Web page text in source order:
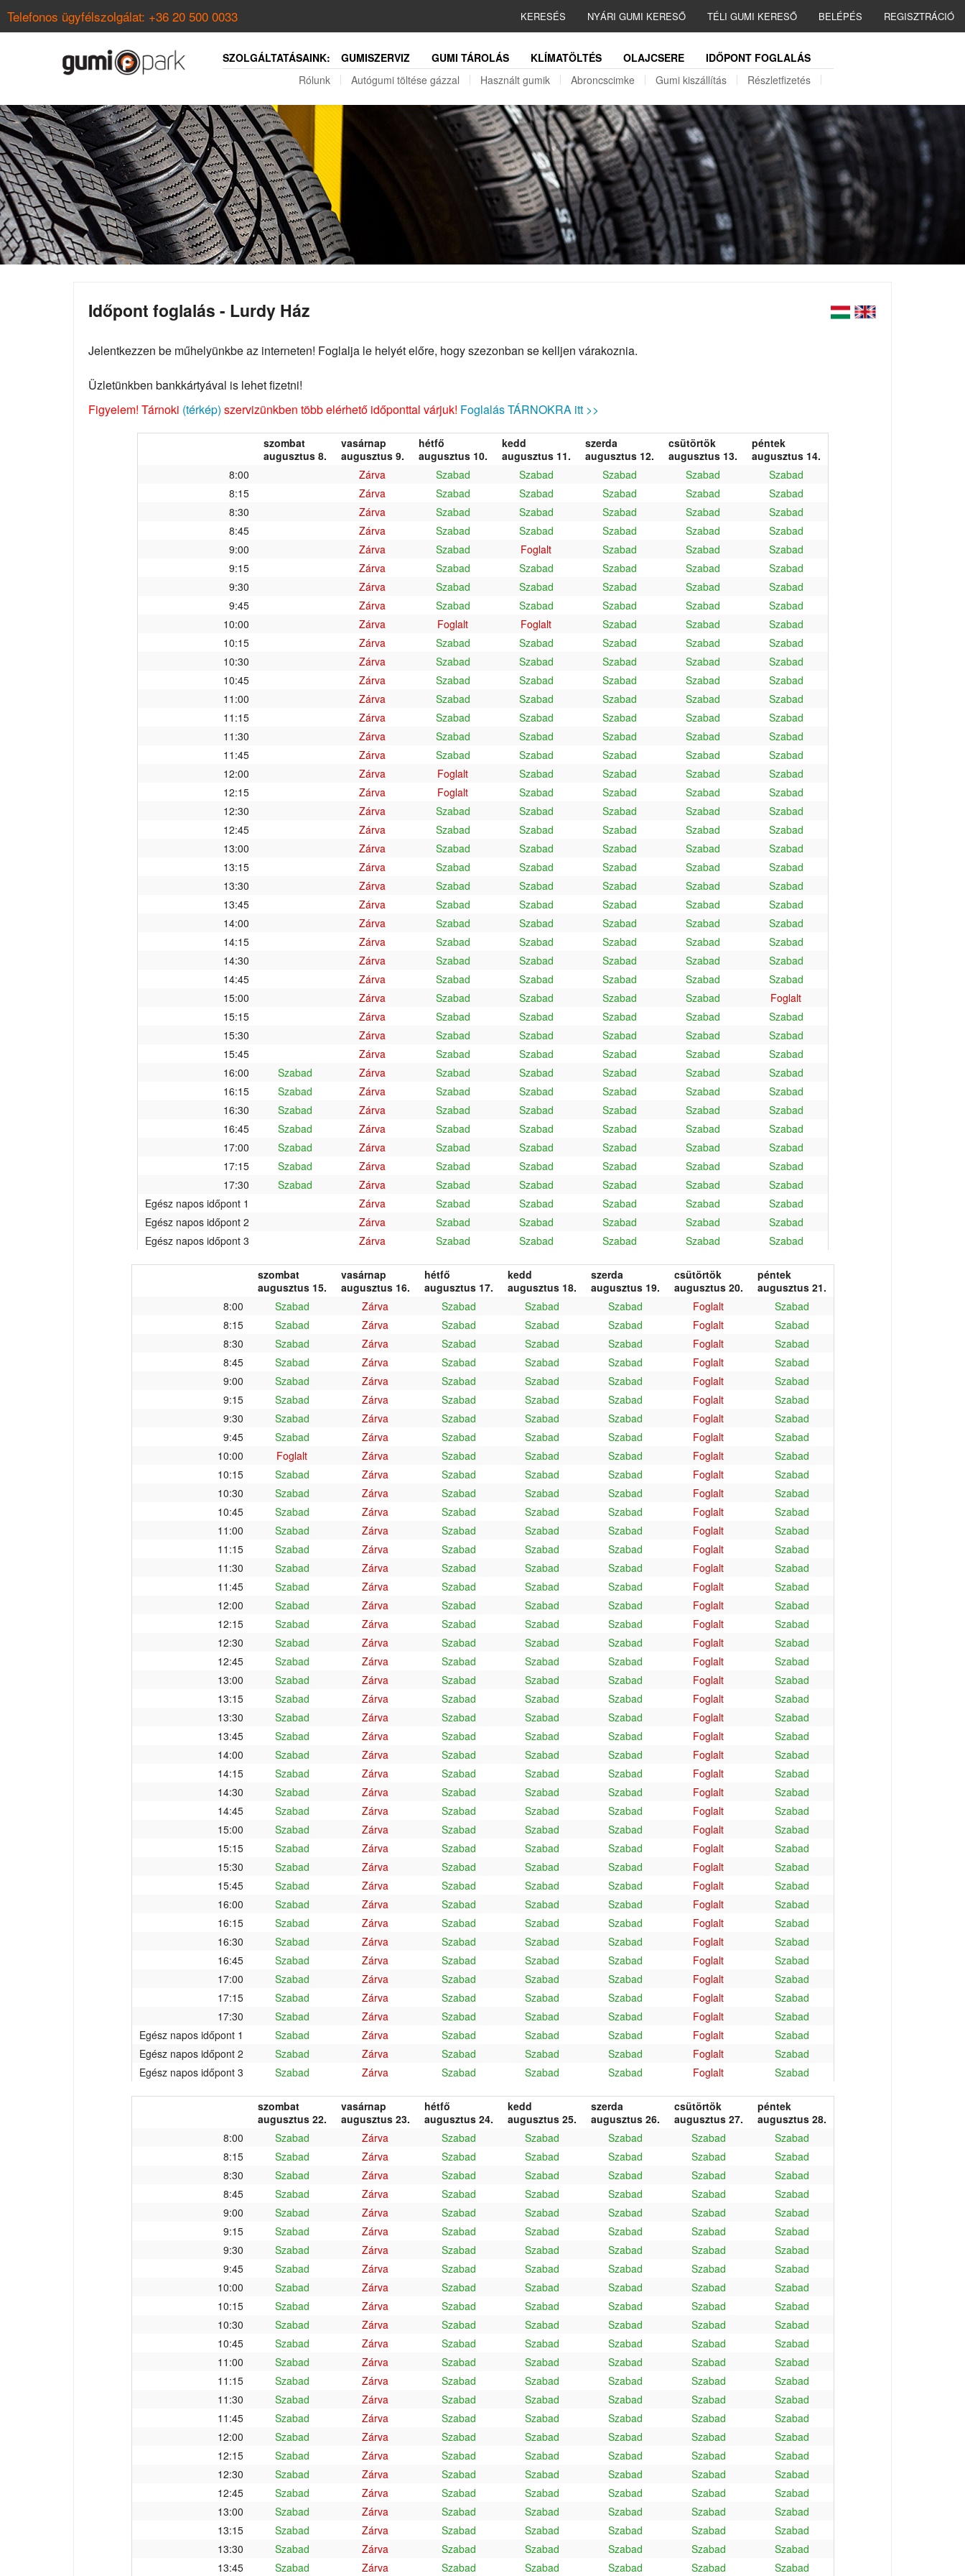
Telefonos ügyfélszolgálat: +36 20 500 0033 KERESÉS NYÁRI GUMI KERESŐ TÉLI GUMI KERESŐ BELÉPÉS REGISZTRÁCIÓ
SZOLGÁLTATÁSAINK: GUMISZERVIZ GUMI TÁROLÁS KLÍMATÖLTÉS OLAJCSERE
IDŐPONT FOGLALÁS
Rólunk
Autógumi töltése gázzal Használt gumik Abroncscimke Gumi kiszállítás Részletfizetés
Időpont foglalás - Lurdy Ház
Jelentkezzen be műhelyünkbe az interneten! Foglalja le helyét előre, hogy szezonban se kelljen várakoznia.
Üzletünkben bankkártyával is lehet fizetni!
Figyelem! Tárnoki (térkép) szervizünkben több elérhető időponttal várjuk! Foglalás TÁRNOKRA itt >>
szombat
augusztus 8.
vasárnap
augusztus 9.
hétfő
augusztus 10.
kedd
augusztus 11.
szerda
augusztus 12.
csütörtök
augusztus 13.
péntek
augusztus 14.
8:00
Zárva Szabad Szabad Szabad Szabad
Szabad
8:15
Zárva Szabad Szabad Szabad Szabad
Szabad
8:30
Zárva Szabad Szabad Szabad Szabad
Szabad
8:45
Zárva Szabad Szabad Szabad Szabad
Szabad
9:00
Zárva Szabad Foglalt Szabad Szabad
Szabad
9:15
Zárva Szabad Szabad Szabad Szabad
Szabad
9:30
Zárva Szabad Szabad Szabad Szabad
Szabad
9:45
Zárva Szabad Szabad Szabad Szabad
Szabad
10:00
Zárva Foglalt Foglalt Szabad Szabad
Szabad
10:15
Zárva Szabad Szabad Szabad Szabad
Szabad
10:30
Zárva Szabad Szabad Szabad Szabad
Szabad
10:45
Zárva Szabad Szabad Szabad Szabad
Szabad
11:00
Zárva Szabad Szabad Szabad Szabad
Szabad
11:15
Zárva Szabad Szabad Szabad Szabad
Szabad
11:30
Zárva Szabad Szabad Szabad Szabad
Szabad
11:45
Zárva Szabad Szabad Szabad Szabad
Szabad
12:00
Zárva Foglalt Szabad Szabad Szabad
Szabad
12:15
Zárva Foglalt Szabad Szabad Szabad
Szabad
12:30
Zárva Szabad Szabad Szabad Szabad
Szabad
12:45
Zárva Szabad Szabad Szabad Szabad
Szabad
13:00
Zárva Szabad Szabad Szabad Szabad
Szabad
13:15
Zárva Szabad Szabad Szabad Szabad
Szabad
13:30
Zárva Szabad Szabad Szabad Szabad
Szabad
13:45
Zárva Szabad Szabad Szabad Szabad
Szabad
14:00
Zárva Szabad Szabad Szabad Szabad
Szabad
14:15
Zárva Szabad Szabad Szabad Szabad
Szabad
14:30
Zárva Szabad Szabad Szabad Szabad
Szabad
14:45
Zárva Szabad Szabad Szabad Szabad
Szabad
15:00
Zárva Szabad Szabad Szabad Szabad
Foglalt
15:15
Zárva Szabad Szabad Szabad Szabad
Szabad
15:30
Zárva Szabad Szabad Szabad Szabad
Szabad
15:45
Zárva Szabad Szabad Szabad Szabad
Szabad
16:00
Szabad Zárva Szabad Szabad Szabad Szabad
Szabad
16:15
Szabad Zárva Szabad Szabad Szabad Szabad
Szabad
16:30
Szabad Zárva Szabad Szabad Szabad Szabad
Szabad
16:45
Szabad Zárva Szabad Szabad Szabad Szabad
Szabad
17:00
Szabad Zárva Szabad Szabad Szabad Szabad
Szabad
17:15
Szabad Zárva Szabad Szabad Szabad Szabad
Szabad
17:30
Szabad Zárva Szabad Szabad Szabad Szabad
Szabad
Egész napos időpont 1
Zárva Szabad Szabad Szabad Szabad
Szabad
Egész napos időpont 2
Zárva Szabad Szabad Szabad Szabad
Szabad
Egész napos időpont 3
Zárva Szabad Szabad Szabad Szabad Szabad
szombat
augusztus 15.
vasárnap
augusztus 16.
hétfő
augusztus 17.
kedd
augusztus 18.
szerda
augusztus 19.
csütörtök
augusztus 20.
péntek
augusztus 21.
8:00
Szabad Zárva Szabad Szabad Szabad Foglalt
Szabad
8:15
Szabad Zárva Szabad Szabad Szabad Foglalt
Szabad
8:30
Szabad Zárva Szabad Szabad Szabad Foglalt
Szabad
8:45
Szabad Zárva Szabad Szabad Szabad Foglalt
Szabad
9:00
Szabad Zárva Szabad Szabad Szabad Foglalt
Szabad
9:15
Szabad Zárva Szabad Szabad Szabad Foglalt
Szabad
9:30
Szabad Zárva Szabad Szabad Szabad Foglalt
Szabad
9:45
Szabad Zárva Szabad Szabad Szabad Foglalt
Szabad
10:00
Foglalt Zárva Szabad Szabad Szabad Foglalt
Szabad
10:15
Szabad Zárva Szabad Szabad Szabad Foglalt
Szabad
10:30
Szabad Zárva Szabad Szabad Szabad Foglalt
Szabad
10:45
Szabad Zárva Szabad Szabad Szabad Foglalt
Szabad
11:00
Szabad Zárva Szabad Szabad Szabad Foglalt
Szabad
11:15
Szabad Zárva Szabad Szabad Szabad Foglalt
Szabad
11:30
Szabad Zárva Szabad Szabad Szabad Foglalt
Szabad
11:45
Szabad Zárva Szabad Szabad Szabad Foglalt
Szabad
12:00
Szabad Zárva Szabad Szabad Szabad Foglalt
Szabad
12:15
Szabad Zárva Szabad Szabad Szabad Foglalt
Szabad
12:30
Szabad Zárva Szabad Szabad Szabad Foglalt
Szabad
12:45
Szabad Zárva Szabad Szabad Szabad Foglalt
Szabad
13:00
Szabad Zárva Szabad Szabad Szabad Foglalt
Szabad
13:15
Szabad Zárva Szabad Szabad Szabad Foglalt
Szabad
13:30
Szabad Zárva Szabad Szabad Szabad Foglalt
Szabad
13:45
Szabad Zárva Szabad Szabad Szabad Foglalt
Szabad
14:00
Szabad Zárva Szabad Szabad Szabad Foglalt
Szabad
14:15
Szabad Zárva Szabad Szabad Szabad Foglalt
Szabad
14:30
Szabad Zárva Szabad Szabad Szabad Foglalt
Szabad
14:45
Szabad Zárva Szabad Szabad Szabad Foglalt
Szabad
15:00
Szabad Zárva Szabad Szabad Szabad Foglalt
Szabad
15:15
Szabad Zárva Szabad Szabad Szabad Foglalt
Szabad
15:30
Szabad Zárva Szabad Szabad Szabad Foglalt
Szabad
15:45
Szabad Zárva Szabad Szabad Szabad Foglalt
Szabad
16:00
Szabad Zárva Szabad Szabad Szabad Foglalt
Szabad
16:15
Szabad Zárva Szabad Szabad Szabad Foglalt
Szabad
16:30
Szabad Zárva Szabad Szabad Szabad Foglalt
Szabad
16:45
Szabad Zárva Szabad Szabad Szabad Foglalt
Szabad
17:00
Szabad Zárva Szabad Szabad Szabad Foglalt
Szabad
17:15
Szabad Zárva Szabad Szabad Szabad Foglalt
Szabad
17:30
Szabad Zárva Szabad Szabad Szabad Foglalt
Szabad
Egész napos időpont 1
Szabad Zárva Szabad Szabad Szabad Foglalt
Szabad
Egész napos időpont 2
Szabad Zárva Szabad Szabad Szabad Foglalt
Szabad
Egész napos időpont 3
Szabad Zárva Szabad Szabad Szabad Foglalt Szabad
szombat
augusztus 22.
vasárnap
augusztus 23.
hétfő
augusztus 24.
kedd
augusztus 25.
szerda
augusztus 26.
csütörtök
augusztus 27.
péntek
augusztus 28.
8:00
Szabad Zárva Szabad Szabad Szabad Szabad
Szabad
8:15
Szabad Zárva Szabad Szabad Szabad Szabad
Szabad
8:30
Szabad Zárva Szabad Szabad Szabad Szabad
Szabad
8:45
Szabad Zárva Szabad Szabad Szabad Szabad
Szabad
9:00
Szabad Zárva Szabad Szabad Szabad Szabad
Szabad
9:15
Szabad Zárva Szabad Szabad Szabad Szabad
Szabad
9:30
Szabad Zárva Szabad Szabad Szabad Szabad
Szabad
9:45
Szabad Zárva Szabad Szabad Szabad Szabad
Szabad
10:00
Szabad Zárva Szabad Szabad Szabad Szabad
Szabad
10:15
Szabad Zárva Szabad Szabad Szabad Szabad
Szabad
10:30
Szabad Zárva Szabad Szabad Szabad Szabad
Szabad
10:45
Szabad Zárva Szabad Szabad Szabad Szabad
Szabad
11:00
Szabad Zárva Szabad Szabad Szabad Szabad
Szabad
11:15
Szabad Zárva Szabad Szabad Szabad Szabad
Szabad
11:30
Szabad Zárva Szabad Szabad Szabad Szabad
Szabad
11:45
Szabad Zárva Szabad Szabad Szabad Szabad
Szabad
12:00
Szabad Zárva Szabad Szabad Szabad Szabad
Szabad
12:15
Szabad Zárva Szabad Szabad Szabad Szabad
Szabad
12:30
Szabad Zárva Szabad Szabad Szabad Szabad
Szabad
12:45
Szabad Zárva Szabad Szabad Szabad Szabad
Szabad
13:00
Szabad Zárva Szabad Szabad Szabad Szabad
Szabad
13:15
Szabad Zárva Szabad Szabad Szabad Szabad
Szabad
13:30
Szabad Zárva Szabad Szabad Szabad Szabad
Szabad
13:45
Szabad Zárva Szabad Szabad Szabad Szabad Szabad